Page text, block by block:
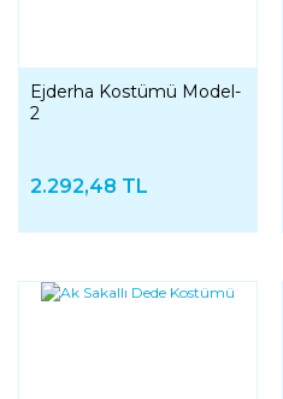
Ejderha Kostümü Model-
2
2.292,48 TL